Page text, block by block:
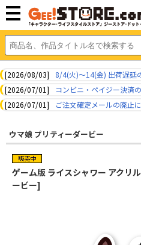
[2026/08/03]
8/4(火)～14(金) 出荷遅延
[2026/07/01]
コンビニ・ペイジー決済
[2026/07/01]
ご注文確定メールの廃止
ウマ娘 プリティーダービー
ゲーム版 ライスシャワー アクリ
ービー]